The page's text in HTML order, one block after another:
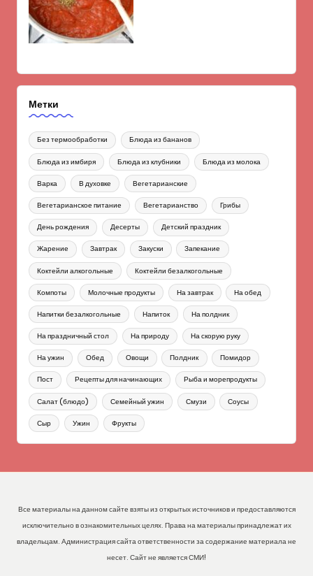
Метки
Без термообработки Блюда из бананов
Блюда из имбиря Блюда из клубники Блюда из молока
Варка В духовке Вегетарианские
Вегетарианское питание Вегетарианство Грибы
День рождения Десерты Детский праздник
Жарение Завтрак Закуски Запекание
Коктейли алкогольные Коктейли безалкогольные
Компоты Молочные продукты На завтрак На обед
Напитки безалкогольные Напиток На полдник
На праздничный стол На природу На скорую руку
На ужин Обед Овощи Полдник Помидор
Пост Рецепты для начинающих Рыба и морепродукты
Салат (блюдо) Семейный ужин Смузи Соусы
Сыр Ужин Фрукты
Все материалы на данном сайте взяты из открытых источников и предоставляются
исключительно в ознакомительных целях. Права на материалы принадлежат их
владельцам. Администрация сайта ответственности за содержание материала не
несет. Сайт не является СМИ!